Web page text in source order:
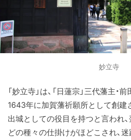
妙立寺
「妙立寺」は、「日蓮宗」三代藩主・
1643年に加賀藩祈願所として創建
出城としての役目を持つと言われ
どの種々の仕掛けがほどこされ、